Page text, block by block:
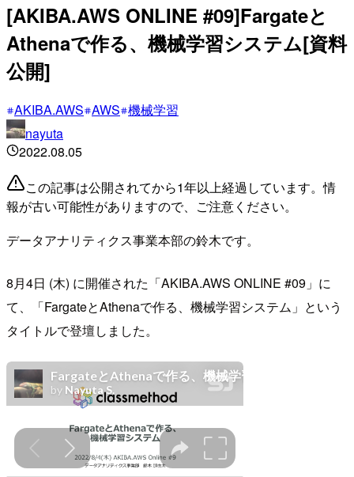
[AKIBA.AWS ONLINE #09]Fargateと
Athenaで作る、機械学習システム[資料
公開]
AKIBA.AWS AWS 機械学習
nayuta
2022.08.05
この記事は公開されてから1年以上経過しています。情
報が古い可能性がありますので、ご注意ください。
データアナリティクス事業本部の鈴木です。
8月4日 (木) に開催された「AKIBA.AWS ONLINE #09」に
て、「FargateとAthenaで作る、機械学習システム」という
タイトルで登壇しました。